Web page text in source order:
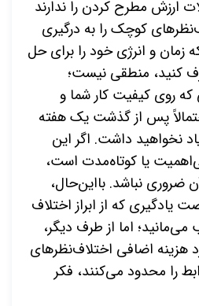
ارزش مطرح کردن را ندارند
کوچک را به درگیری­‌
زمان و انرژی خود را برای حل
کنید، منطقی نیست؛
روی کیفیت کار شما و
پس از گذشت یک هفته
نخواهید داشت. اگر این
یا کوتاه­‌مدت است،
نباشد. بااین‌حال،
یادگیری که از ابراز اختلاف­‌
اما از طرف دیگر،
هزینه اضافی اختلاف­‌نظرهای
را محدود می­‌کنند، فکر